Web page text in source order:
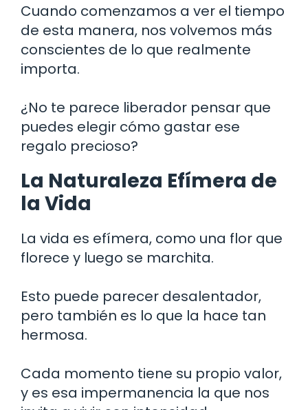
Cuando comenzamos a ver el tiempo
de esta manera, nos volvemos más
conscientes de lo que realmente
importa.
¿No te parece liberador pensar que
puedes elegir cómo gastar ese
regalo precioso?
La Naturaleza Efímera de
la Vida
La vida es efímera, como una flor que
florece y luego se marchita.
Esto puede parecer desalentador,
pero también es lo que la hace tan
hermosa.
Cada momento tiene su propio valor,
y es esa impermanencia la que nos